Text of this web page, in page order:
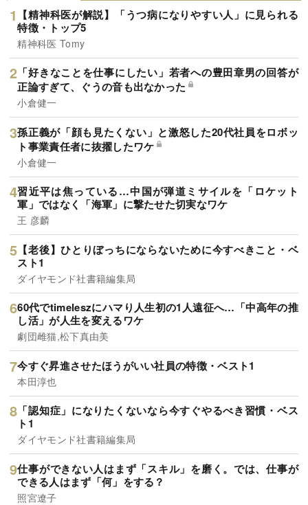
【精神科医が解説】「うつ病になりやすい人」に見られる
特徴・トップ5
精神科医 Tomy
「好きなことを仕事にしたい」若者への豊田章男の回答が
正論すぎて、ぐうの音も出なかった
小倉健一
孫正義が「顔も見たくない」と激怒した20代社員をロボッ
ト事業責任者に抜擢したワケ
小倉健一
習近平は焦っている…中国が弾道ミサイルを「ロケット
軍」ではなく「海軍」に撃たせた切実なワケ
王 彦麟
【老後】ひとりぼっちにならないために今すべきこと・ベ
スト1
ダイヤモンド社書籍編集局
60代でtimeleszにハマり人生初の1人遠征へ…「中高年の推
し活」が人生を変えるワケ
劇団雌猫,松下真由美
今すぐ昇進させたほうがいい社員の特徴・ベスト1
本田淳也
「認知症」になりたくないなら今すぐやるべき習慣・ベス
ト1
ダイヤモンド社書籍編集局
仕事ができない人はまず「スキル」を磨く。では、仕事が
できる人はまず「何」をする？
照宮遼子